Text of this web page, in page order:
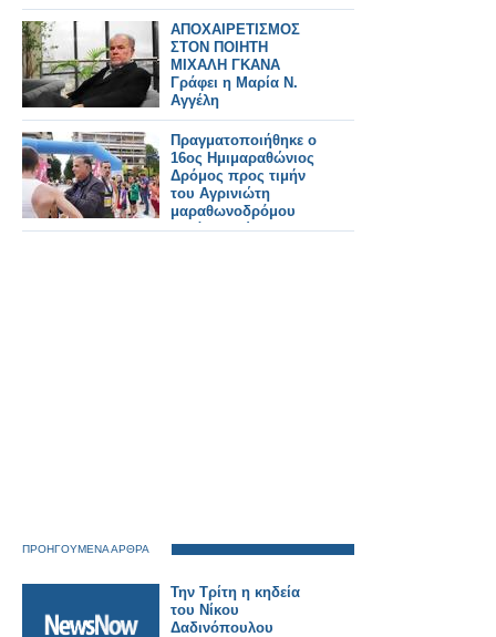
AΠΟΧΑΙΡΕΤΙΣΜΟΣ
ΣΤΟΝ ΠΟΙΗΤΗ
ΜΙΧΑΛΗ ΓΚΑΝΑ
Γράφει η Μαρία Ν.
Αγγέλη
Πραγματοποιήθηκε ο
16ος Ημιμαραθώνιος
Δρόμος προς τιμήν
του Αγρινιώτη
μαραθωνοδρόμου
Μιχάλη Κούση.
ΠΡΟΗΓΟΥΜΕΝΑ ΑΡΘΡΑ
Την Τρίτη η κηδεία
του Νίκου
Δαδινόπουλου